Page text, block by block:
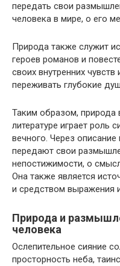
передать свои
человека в мире, о его
Природа также служит
героев романов и
своих внутренних
переживать глубокие
Таким образом, природа
литературе играет роль
вечного. Через
передают свои
непостижимости, о
Она также является
и средством выражения
Природа и
человека
Ослепительное сияние
просторность неба,